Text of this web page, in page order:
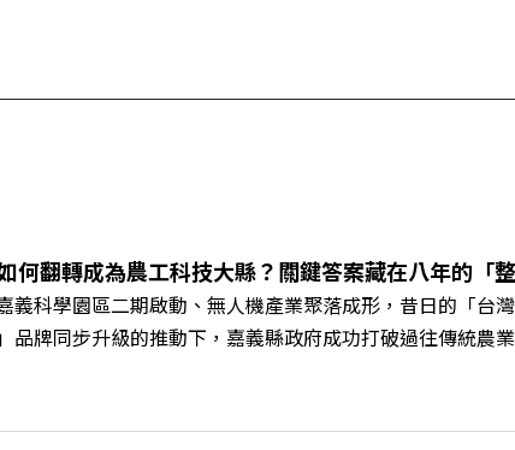
何翻轉成為農工科技大縣？關鍵答案藏在八年的「
義科學園區二期啟動、無人機產業聚落成形，昔日的「台
品牌同步升級的推動下，嘉義縣政府成功打破過往傳統農
金十年的發展動能。 本集《遠見ON AIR》邀請嘉義縣長
以及嘉義縣人力發展所所長許喻理。帶你深入剖析《嘉義
個黃金十年的發展藍圖！ 🔺翁章梁縣長如何攜手團隊，